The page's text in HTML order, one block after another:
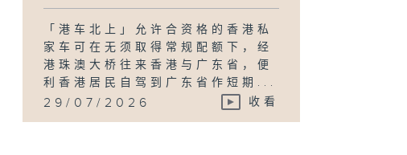
「港车北上」允许合资格的香港私
家车可在无须取得常规配额下，经
港珠澳大桥往来香港与广东省，便
利香港居民自驾到广东省作短期...
29/07/2026 收看